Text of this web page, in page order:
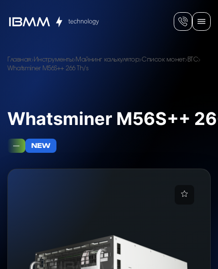
Главная Инструменты Майнинг калькулятор Список монет BTC
Whatsminer M56S++ 266 Th/s
Whatsminer M56S++
— NEW